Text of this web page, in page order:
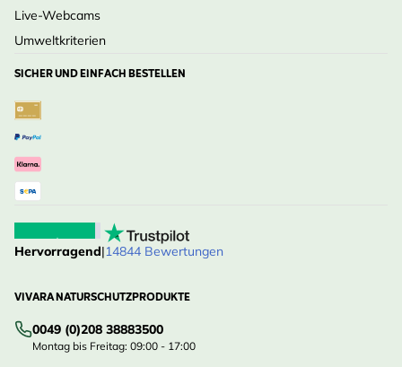
Live-Webcams
Umweltkriterien
SICHER UND EINFACH BESTELLEN
Hervorragend|14844 Bewertungen
VIVARA NATURSCHUTZPRODUKTE
0049 (0)208 38883500
Montag bis Freitag: 09:00 - 17:00